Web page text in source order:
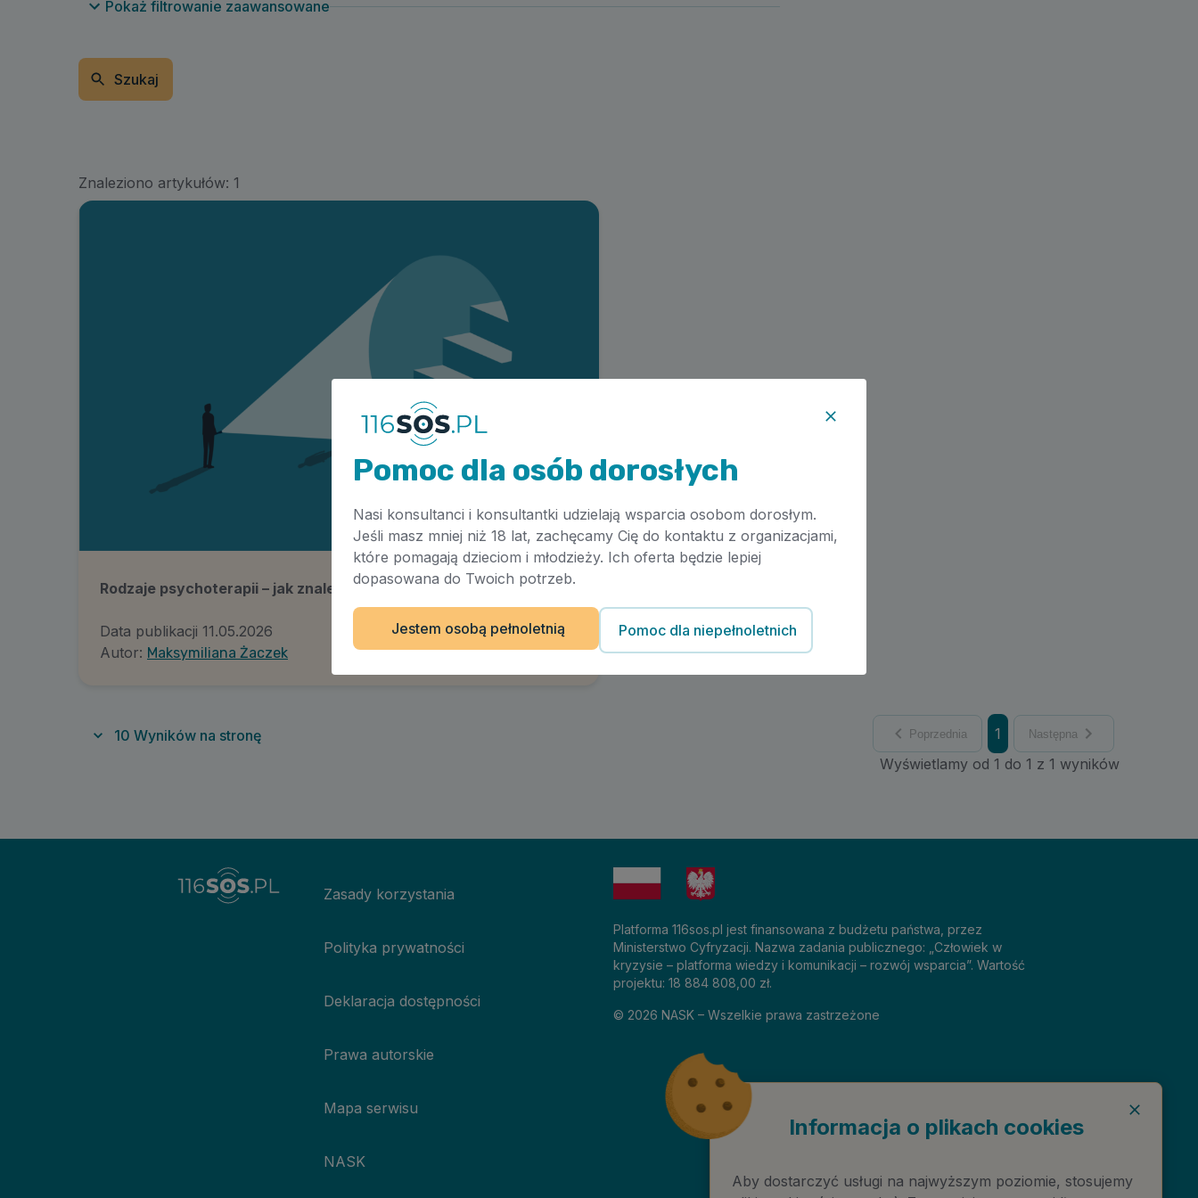
Pokaż filtrowanie zaawansowane
Szukaj
Znaleziono artykułów: 1
Rodzaje psychoterapii – jak znaleźć najlepszy nurt dla siebie?
Data publikacji 11.05.2026
Autor: Maksymiliana Żaczek
10 Wyników na stronę Poprzednia 1 Następna
Wyświetlamy od 1 do 1 z 1 wyników
Zasady korzystania
Polityka prywatności
Deklaracja dostępności
Prawa autorskie
Mapa serwisu
NASK
Platforma 116sos.pl jest finansowana z budżetu państwa, przez
Ministerstwo Cyfryzacji. Nazwa zadania publicznego: „Człowiek w
kryzysie – platforma wiedzy i komunikacji – rozwój wsparcia”. Wartość
projektu: 18 884 808,00 zł.
© 2026 NASK – Wszelkie prawa zastrzeżone
Informacja o plikach cookies
Aby dostarczyć usługi na najwyższym poziomie, stosujemy
Pomoc dla osób dorosłych
Nasi konsultanci i konsultantki udzielają wsparcia osobom dorosłym.
Jeśli masz mniej niż 18 lat, zachęcamy Cię do kontaktu z organizacjami,
które pomagają dzieciom i młodzieży. Ich oferta będzie lepiej
dopasowana do Twoich potrzeb.
Jestem osobą pełnoletnią Pomoc dla niepełnoletnich